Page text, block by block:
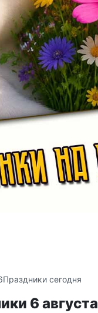
Праздники сегодня
6 августа